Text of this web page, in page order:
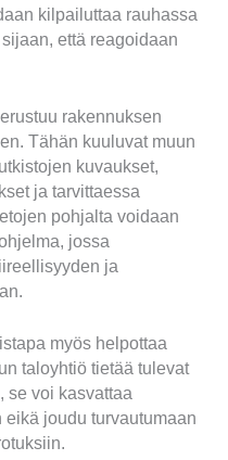
kilpailuttaa rauhassa
että reagoidaan
rakennuksen
Tähän kuuluvat muun
kuvaukset,
ja tarvittaessa
pohjalta voidaan
jossa
ja
myös helpottaa
taloyhtiö tietää tulevat
se voi kasvattaa
joudu turvautumaan